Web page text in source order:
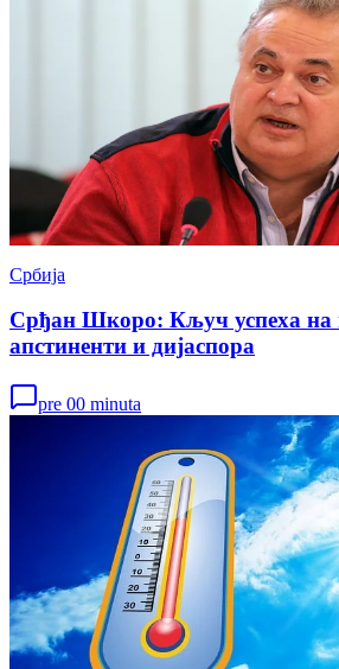
Србија
Срђан Шкоро: Кључ успеха на
апстиненти и дијаспора
pre 00 minuta